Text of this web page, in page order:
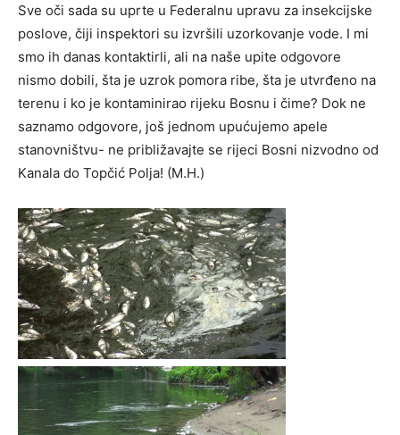
Sve oči sada su uprte u Federalnu upravu za insekcijske
poslove, čiji inspektori su izvršili uzorkovanje vode. I mi
smo ih danas kontaktirli, ali na naše upite odgovore
nismo dobili, šta je uzrok pomora ribe, šta je utvrđeno na
terenu i ko je kontaminirao rijeku Bosnu i čime? Dok ne
saznamo odgovore, još jednom upućujemo apele
stanovništvu- ne približavajte se rijeci Bosni nizvodno od
Kanala do Topčić Polja! (M.H.)